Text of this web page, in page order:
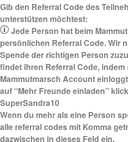
Gib den Referral Code des
unterstützen möchtest:
Jede Person hat beim
persönlichen Referral Code. Wir
Spende der richtigen Person
findet ihren Referral Code,
Mammutmarsch Account
auf “Mehr Freunde einladen”
SuperSandra10
Wenn du mehr als eine Person
alle referral codes mit Komma
dazwischen in dieses Feld ein.